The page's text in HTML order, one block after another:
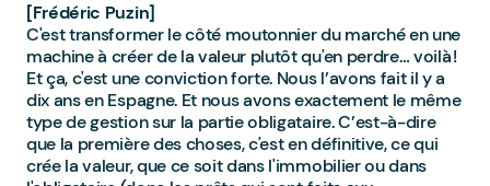
[Frédéric Puzin]
C'est transformer le côté moutonnier du marché en une
machine à créer de la valeur plutôt qu'en perdre… voilà !
Et ça, c'est une conviction forte. Nous l’avons fait il y a
dix ans en Espagne. Et nous avons exactement le même
type de gestion sur la partie obligataire. C’est-à-dire
que la première des choses, c'est en définitive, ce qui
crée la valeur, que ce soit dans l'immobilier ou dans